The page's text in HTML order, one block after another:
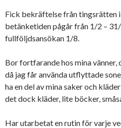
Fick bekräftelse från tingsrätten
betänketiden pågår från 1/2 –
fullföljdsansökan 1/8.
Bor fortfarande hos mina
då jag får använda utflyttade
ha en del av mina saker och
det dock kläder, lite böcker,
Har utarbetat en rutin för varje